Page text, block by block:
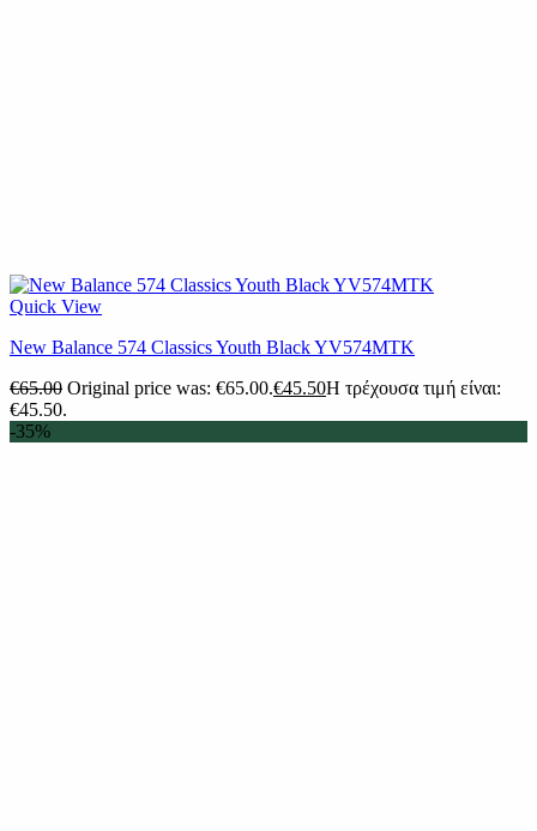
Quick View
New Balance 574 Classics Youth Black YV574MTK
€65.00 Original price was: €65.00.€45.50Η τρέχουσα τιμή είναι:
€45.50.
-35%